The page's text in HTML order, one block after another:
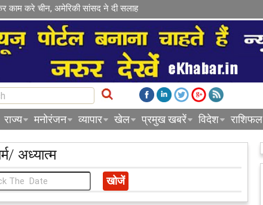
काम करे चीन, अमेरिकी सांसद ने दी सलाह
राज्य मनोरंजन व्यापार खेल प्रमुख खबरें विदेश राशिफल
अध्यात्म